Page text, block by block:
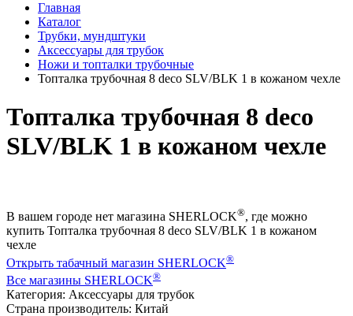
Главная
Каталог
Трубки, мундштуки
Аксессуары для трубок
Ножи и топталки трубочные
Топталка трубочная 8 deco SLV/BLK 1 в кожаном чехле
Топталка трубочная 8 deco
SLV/BLK 1 в кожаном чехле
В вашем городе нет магазина SHERLOCK®, где можно
купить Топталка трубочная 8 deco SLV/BLK 1 в кожаном
чехле
Открыть табачный магазин SHERLOCK®
Все магазины SHERLOCK®
Категория: Аксессуары для трубок
Страна производитель: Китай